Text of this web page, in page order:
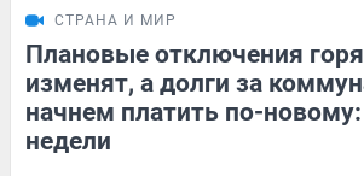
СТРАНА И МИР
Плановые отключения
изменят, а долги за
начнем платить по-новому:
недели